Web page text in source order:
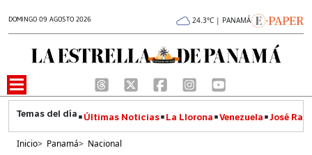
DOMINGO 09 AGOSTO 2026 24.3°C | PANAMÁ
Últimas Noticias La Llorona Venezuela José
Inicio> Panamá> Nacional